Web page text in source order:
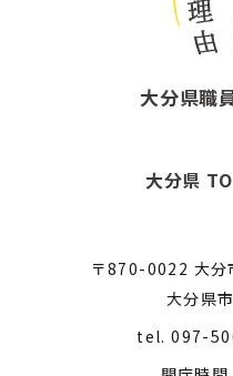
大分県職
大分県
〒870-0022 大分
大分県
tel.097-